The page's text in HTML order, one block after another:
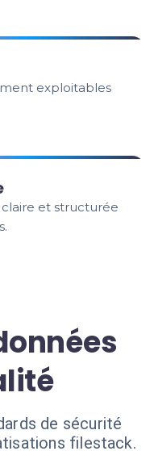
exploitables
et structurée
de sécurité
filestack.